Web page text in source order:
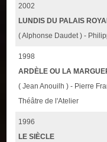
2002
LUNDIS DU PALAIS
( Alphonse Daudet ) -
1998
ARDÈLE OU LA
( Jean Anouilh ) - Pierre
Théâtre de l'Atelier
1996
LE SIÈCLE